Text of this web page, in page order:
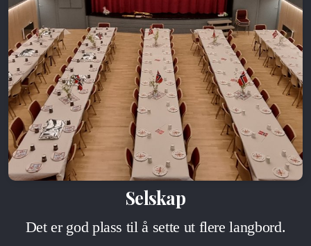
Selskap
Det er god plass til å sette ut flere langbord.